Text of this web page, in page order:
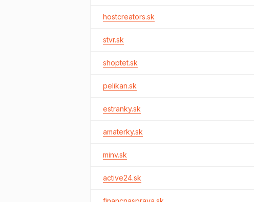
hostcreators.sk
stvr.sk
shoptet.sk
pelikan.sk
estranky.sk
amaterky.sk
minv.sk
active24.sk